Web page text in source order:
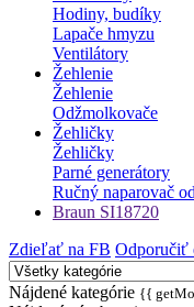
Hodiny, budíky
Lapače hmyzu
Ventilátory
Žehlenie
Žehlenie
Odžmolkovače
Žehličky
Žehličky
Parné generátory
Ručný naparovač
Braun SI18720
Zdieľať na FB Odporučiť
Nájdené kategórie {{